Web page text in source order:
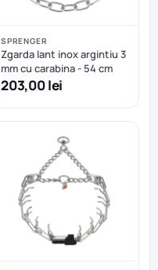
SPRENGER
Zgarda lant inox argintiu 3
mm cu carabina - 54 cm
203,00 lei